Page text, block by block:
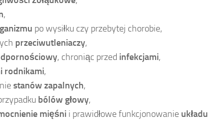
,
po wysiłku czy przebytej chorobie,
przeciwutleniaczy,
, chroniąc przed infekcjami,
rodnikami,
stanów zapalnych,
bólów głowy,
mięśni i prawidłowe funkcjonowanie układu